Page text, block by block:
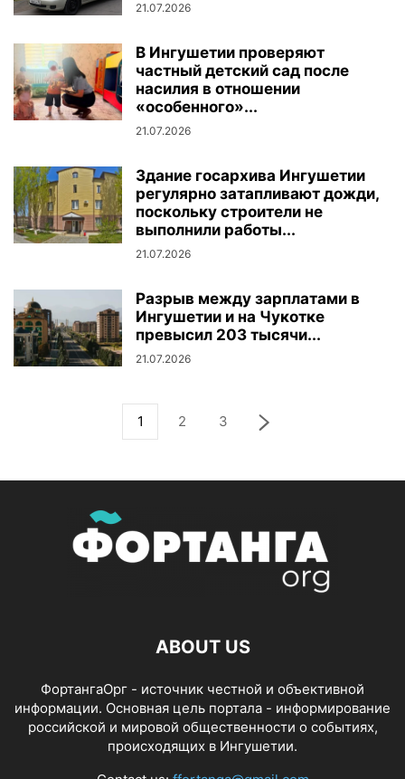
21.07.2026
В Ингушетии проверяют
частный детский сад после
насилия в отношении
«особенного»...
21.07.2026
Здание госархива Ингушетии
регулярно затапливают дожди,
поскольку строители не
выполнили работы...
21.07.2026
Разрыв между зарплатами в
Ингушетии и на Чукотке
превысил 203 тысячи...
21.07.2026
1 2 3
ABOUT US
ФортангаОрг - источник честной и объективной
информации. Основная цель портала - информирование
российской и мировой общественности о событиях,
происходящих в Ингушетии.